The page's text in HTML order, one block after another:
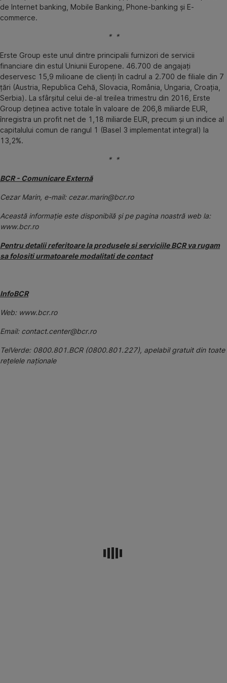
de Internet banking, Mobile Banking, Phone-banking şi E-
commerce.
* *
Erste Group este unul dintre principalii furnizori de servicii
financiare din estul Uniunii Europene. 46.700 de angajați
deservesc 15,9 milioane de clienți în cadrul a 2.700 de filiale din 7
țări (Austria, Republica Cehă, Slovacia, România, Ungaria, Croația,
Serbia). La sfârșitul celui de-al treilea trimestru din 2016, Erste
Group deținea active totale în valoare de 206,8 miliarde EUR,
înregistra un profit net de 1,18 miliarde EUR, precum și un indice al
capitalului comun de rangul 1 (Basel 3 implementat integral) la
13,2%.
* *
BCR - Comunicare Externă
Cezar Marin, e-mail: cezar.marin@bcr.ro
Această informaţie este disponibilă şi pe pagina noastră web la:
www.bcr.ro
Pentru detalii referitoare la produsele si serviciile BCR va rugam
sa folositi urmatoarele modalitati de contact
InfoBCR
Web: www.bcr.ro
Email: contact.center@bcr.ro
TelVerde: 0800.801.BCR (0800.801.227), apelabil gratuit din toate
reţelele naţionale